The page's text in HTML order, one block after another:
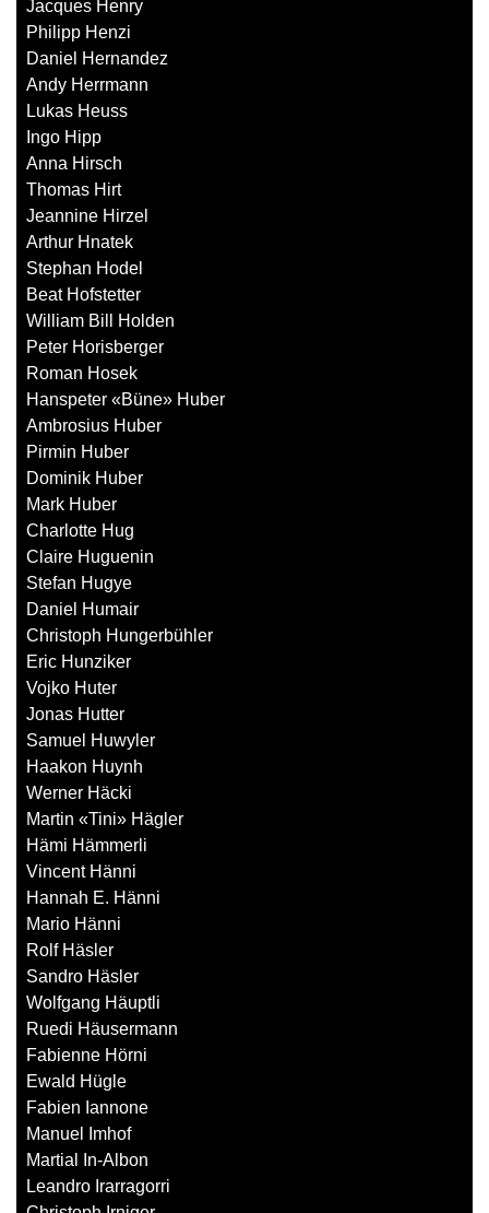
Jacques Henry
Philipp Henzi
Daniel Hernandez
Andy Herrmann
Lukas Heuss
Ingo Hipp
Anna Hirsch
Thomas Hirt
Jeannine Hirzel
Arthur Hnatek
Stephan Hodel
Beat Hofstetter
William Bill Holden
Peter Horisberger
Roman Hosek
Hanspeter «Büne» Huber
Ambrosius Huber
Pirmin Huber
Dominik Huber
Mark Huber
Charlotte Hug
Claire Huguenin
Stefan Hugye
Daniel Humair
Christoph Hungerbühler
Eric Hunziker
Vojko Huter
Jonas Hutter
Samuel Huwyler
Haakon Huynh
Werner Häcki
Martin «Tini» Hägler
Hämi Hämmerli
Vincent Hänni
Hannah E. Hänni
Mario Hänni
Rolf Häsler
Sandro Häsler
Wolfgang Häuptli
Ruedi Häusermann
Fabienne Hörni
Ewald Hügle
Fabien Iannone
Manuel Imhof
Martial In-Albon
Leandro Irarragorri